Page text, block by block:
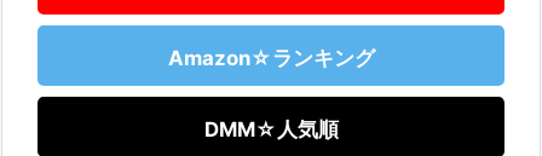
Amazon☆ランキング
DMM☆人気順